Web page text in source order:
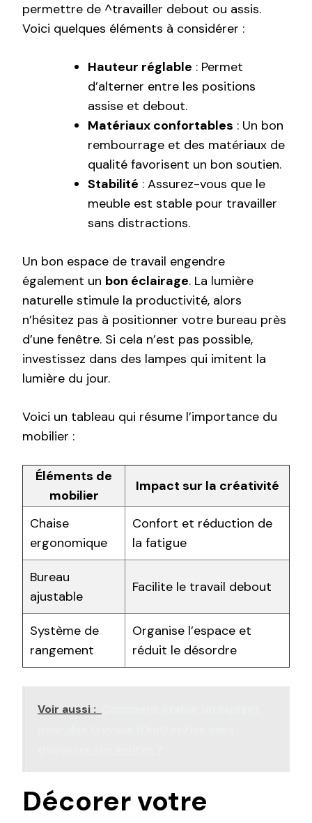
permettre de ^travailler debout ou assis.
Voici quelques éléments à considérer :
Hauteur réglable : Permet
d’alterner entre les positions
assise et debout.
Matériaux confortables : Un bon
rembourrage et des matériaux de
qualité favorisent un bon soutien.
Stabilité : Assurez-vous que le
meuble est stable pour travailler
sans distractions.
Un bon espace de travail engendre
également un bon éclairage. La lumière
naturelle stimule la productivité, alors
n’hésitez pas à positionner votre bureau près
d’une fenêtre. Si cela n’est pas possible,
investissez dans des lampes qui imitent la
lumière du jour.
Voici un tableau qui résume l’importance du
mobilier :
Éléments de
mobilier
Impact sur la créativité
Chaise
ergonomique
Confort et réduction de
la fatigue
Bureau
ajustable
Facilite le travail debout
Système de
rangement
Organise l’espace et
réduit le désordre
Voir aussi :
Décorer votre